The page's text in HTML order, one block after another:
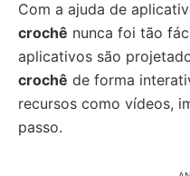
Com a ajuda de
crochê nunca foi tão
aplicativos são
crochê de forma
recursos como vídeos,
passo.